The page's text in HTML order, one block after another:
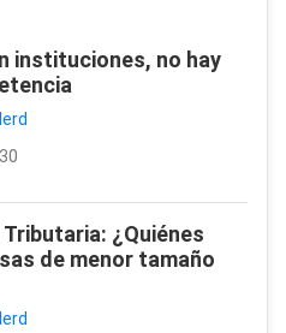
instituciones, no hay
¿Quiénes
de menor tamaño